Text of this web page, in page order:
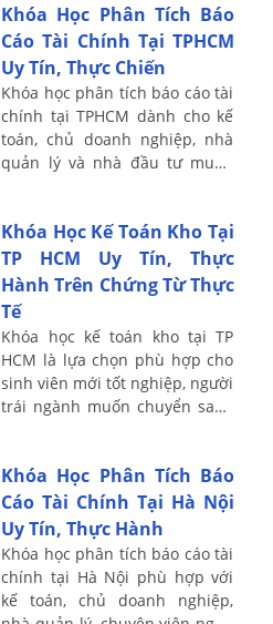
đường và hạ ...
Khóa Học Phân Tích Báo
Cáo Tài Chính Tại TPHCM
Uy Tín, Thực Chiến
Khóa học phân tích báo cáo tài
chính tại TPHCM dành cho kế
toán, chủ doanh nghiệp, nhà
quản lý và nhà đầu tư muốn
chính và ...
Khóa Học Kế Toán Kho Tại
TP HCM Uy Tín, Thực
Hành Trên Chứng Từ Thực
Tế
Khóa học kế toán kho tại TP
HCM là lựa chọn phù hợp cho
sinh viên mới tốt nghiệp, người
trái ngành muốn chuyển sang
toán muốn ...
Khóa Học Phân Tích Báo
Cáo Tài Chính Tại Hà Nội
Uy Tín, Thực Hành
Khóa học phân tích báo cáo tài
chính tại Hà Nội phù hợp với
kế toán, chủ doanh nghiệp,